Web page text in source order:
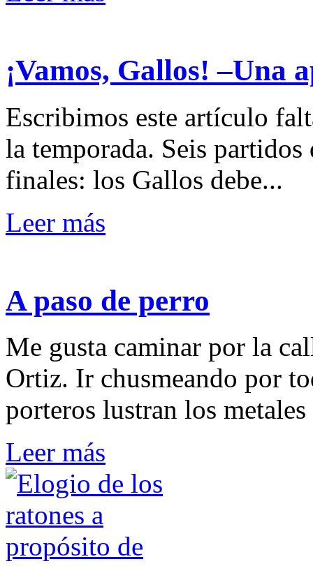
¡Vamos, Gallos! –Una
Escribimos este artículo
la temporada. Seis
finales: los Gallos debe...
Leer más
A paso de perro
Me gusta caminar por la
Ortiz. Ir chusmeando por
porteros lustran los
Leer más